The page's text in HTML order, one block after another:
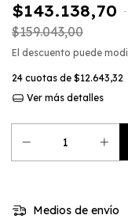
$143.138,70 -
$159.043,00
El descuento puede
24 cuotas de $12.643,32
Ver más detalles
Medios de envío